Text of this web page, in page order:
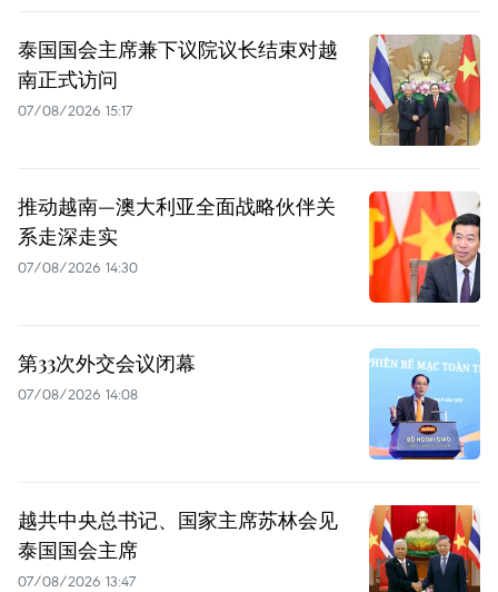
泰国国会主席兼下议院议长结束对越
南正式访问
07/08/2026 15:17
推动越南—澳大利亚全面战略伙伴关
系走深走实
07/08/2026 14:30
第33次外交会议闭幕
07/08/2026 14:08
越共中央总书记、国家主席苏林会见
泰国国会主席
07/08/2026 13:47